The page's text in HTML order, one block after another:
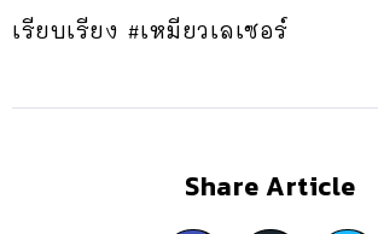
เรียบเรียง #เหมียวเลเซอร์
Share Article